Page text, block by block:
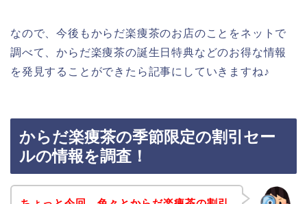
なので、今後もからだ楽痩茶のお店のことをネットで
調べて、からだ楽痩茶の誕生日特典などのお得な情報
を発見することができたら記事にしていきますね♪
からだ楽痩茶の季節限定の割引セー
ルの情報を調査！